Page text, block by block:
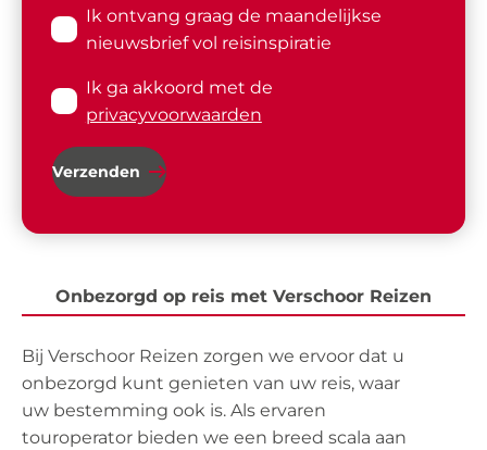
Ik ontvang graag de maandelijkse
nieuwsbrief vol reisinspiratie
Ik ga akkoord met de
privacyvoorwaarden
Verzenden
Onbezorgd op reis met Verschoor Reizen
Bij Verschoor Reizen zorgen we ervoor dat u
onbezorgd kunt genieten van uw reis, waar
uw bestemming ook is. Als ervaren
touroperator bieden we een breed scala aan